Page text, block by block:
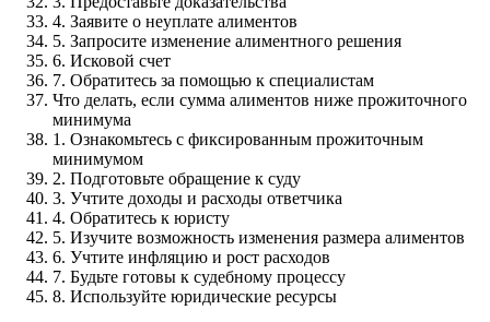
4. Заявите о неуплате алиментов
5. Запросите изменение алиментного решения
6. Исковой счет
7. Обратитесь за помощью к специалистам
Что делать, если сумма алиментов ниже прожиточного
минимума
1. Ознакомьтесь с фиксированным прожиточным
минимумом
2. Подготовьте обращение к суду
3. Учтите доходы и расходы ответчика
4. Обратитесь к юристу
5. Изучите возможность изменения размера алиментов
6. Учтите инфляцию и рост расходов
7. Будьте готовы к судебному процессу
8. Используйте юридические ресурсы